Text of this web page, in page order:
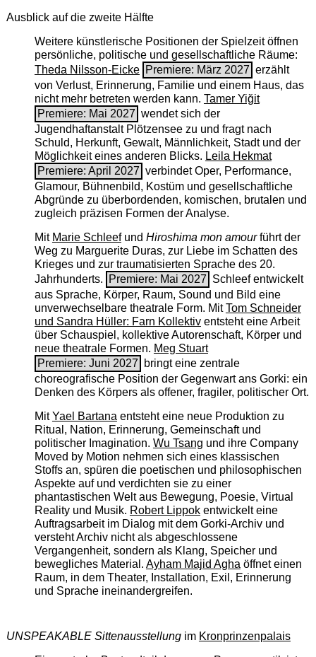
Ausblick auf die zweite Hälfte
Weitere künstlerische Positionen der Spielzeit öffnen
persönliche, politische und gesellschaftliche Räume:
Theda Nilsson-Eicke Premiere: März 2027 erzählt
von Verlust, Erinnerung, Familie und einem Haus, das
nicht mehr betreten werden kann. Tamer Yiğit
Premiere: Mai 2027 wendet sich der
Jugendhaftanstalt Plötzensee zu und fragt nach
Schuld, Herkunft, Gewalt, Männlichkeit, Stadt und der
Möglichkeit eines anderen Blicks. Leila Hekmat
Premiere: April 2027 verbindet Oper, Performance,
Glamour, Bühnenbild, Kostüm und gesellschaftliche
Abgründe zu überbordenden, komischen, brutalen und
zugleich präzisen Formen der Analyse.
Mit Marie Schleefund Hiroshima mon amourführt der
Weg zu Marguerite Duras, zur Liebe im Schatten des
Krieges und zur traumatisierten Sprache des 20.
Jahrhunderts.
Premiere: Mai 2027 Schleef entwickelt
aus Sprache, Körper, Raum, Sound und Bild eine
unverwechselbare theatrale Form. MitTom Schneider
und Sandra Hüller: Farn Kollektiventsteht eine Arbeit
über Schauspiel, kollektive Autorenschaft, Körper und
neue theatrale Formen. Meg Stuart
Premiere: Juni 2027
bringt eine zentrale
choreografische Position der Gegenwart ans Gorki: ein
Denken des Körpers als offener, fragiler, politischer Ort.
MitYael Bartana entsteht eine neue Produktion zu
Ritual, Nation, Erinnerung, Gemeinschaft und
politischer Imagination. Wu Tsang und ihre Company
Moved by Motion nehmen sich eines klassischen
Stoffs an, spüren die poetischen und philosophischen
Aspekte auf und verdichten sie zu einer
phantastischen Welt aus Bewegung, Poesie, Virtual
Reality und Musik. Robert Lippokentwickelt eine
Auftragsarbeit im Dialog mit dem Gorki-Archiv und
versteht Archiv nicht als abgeschlossene
Vergangenheit, sondern als Klang, Speicher und
bewegliches Material. Ayham Majid Agha öffnet einen
Raum, in dem Theater, Installation, Exil, Erinnerung
und Sprache ineinandergreifen.
UNSPEAKABLE Sittenausstellungim Kronprinzenpalais